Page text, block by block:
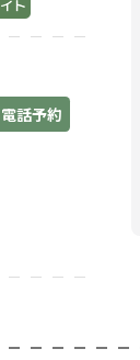
電話予約